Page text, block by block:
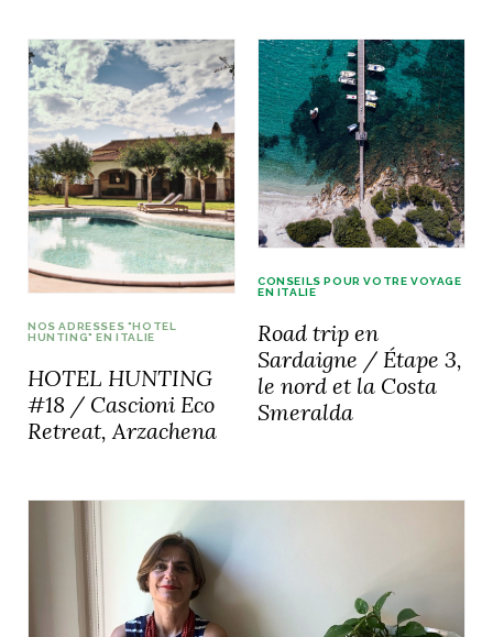
de tous les
superlatifs
du
ART DE VIVRE ITALIEN
Notre palette
Virtuosa Venezia
NOS ADRESSES "HOTEL
HUNTING" EN ITALIE
HOTEL HUNTING
#18 / Cascioni Eco
Retreat, Arzachena
CONSEILS POUR VOTRE VOYAGE
EN ITALIE
Road trip en
Sardaigne / Étape 3,
le nord et la Costa
Smeralda